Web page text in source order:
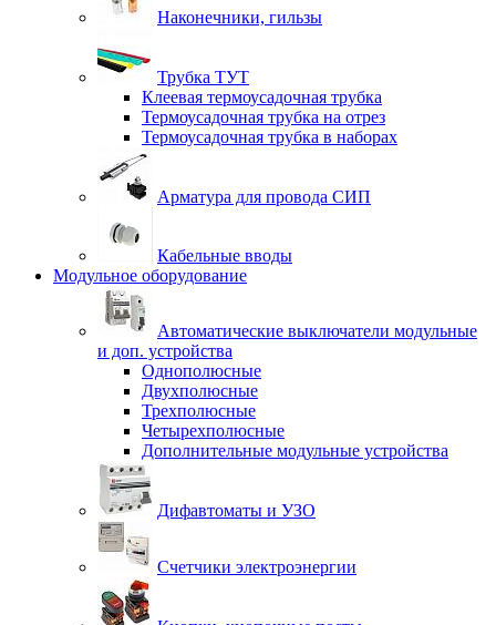
Наконечники, гильзы
Трубка ТУТ
Клеевая термоусадочная трубка
Термоусадочная трубка на отрез
Термоусадочная трубка в наборах
Арматура для провода СИП
Кабельные вводы
Модульное оборудование
Автоматические выключатели модульные
и доп. устройства
Однополюсные
Двухполюсные
Трехполюсные
Четырехполюсные
Дополнительные модульные устройства
Дифавтоматы и УЗО
Счетчики электроэнергии